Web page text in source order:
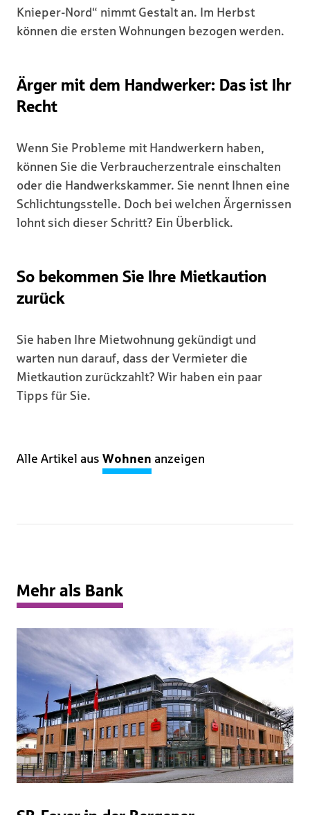
Knieper-Nord“ nimmt Gestalt an. Im Herbst
können die ersten Wohnungen bezogen werden.
Ärger mit dem Handwerker: Das ist Ihr
Recht
Wenn Sie Probleme mit Handwerkern haben,
können Sie die Verbraucherzentrale einschalten
oder die Handwerkskammer. Sie nennt Ihnen eine
Schlichtungsstelle. Doch bei welchen Ärgernissen
lohnt sich dieser Schritt? Ein Überblick.
So bekommen Sie Ihre Mietkaution
zurück
Sie haben Ihre Mietwohnung gekündigt und
warten nun darauf, dass der Vermieter die
Mietkaution zurückzahlt? Wir haben ein paar
Tipps für Sie.
Alle Artikel aus Wohnen anzeigen
Mehr als Bank